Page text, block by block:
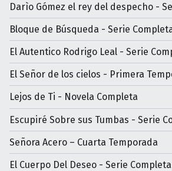
Darìo Gómez el rey del despecho -
Bloque de Búsqueda - Serie
El Autentico Rodrigo Leal - Serie
El Señor de los cielos - Primera
Lejos de Ti - Novela Completa
Escupiré Sobre sus Tumbas - Serie
Señora Acero – Cuarta Temporada
El Cuerpo Del Deseo - Serie Completa